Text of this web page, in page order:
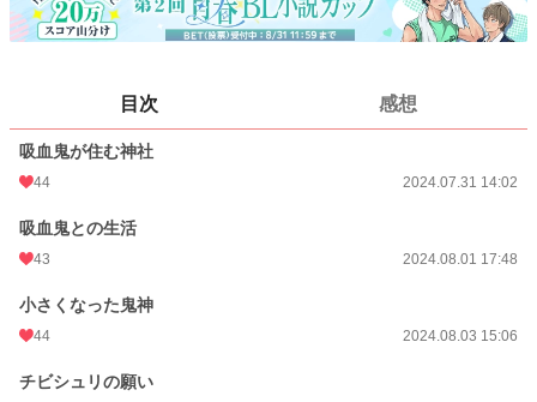
話数 11
2024.07.31 14:02
月間ポイント
年間ポイント 357 pt (931 位)
累計ポイント
目次 感想
吸血鬼が住む神社
44 2024.07.31 14:02
吸血鬼との生活
43 2024.08.01 17:48
小さくなった鬼神
44 2024.08.03 15:06
チビシュリの願い